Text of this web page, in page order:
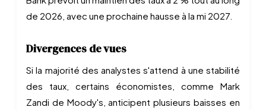
de 2026, avec une prochaine hausse à la mi 2027.
Divergences de vues
Si la majorité des analystes s'attend à une stabilité
des taux, certains économistes, comme Mark
Zandi de Moody's, anticipent plusieurs baisses en